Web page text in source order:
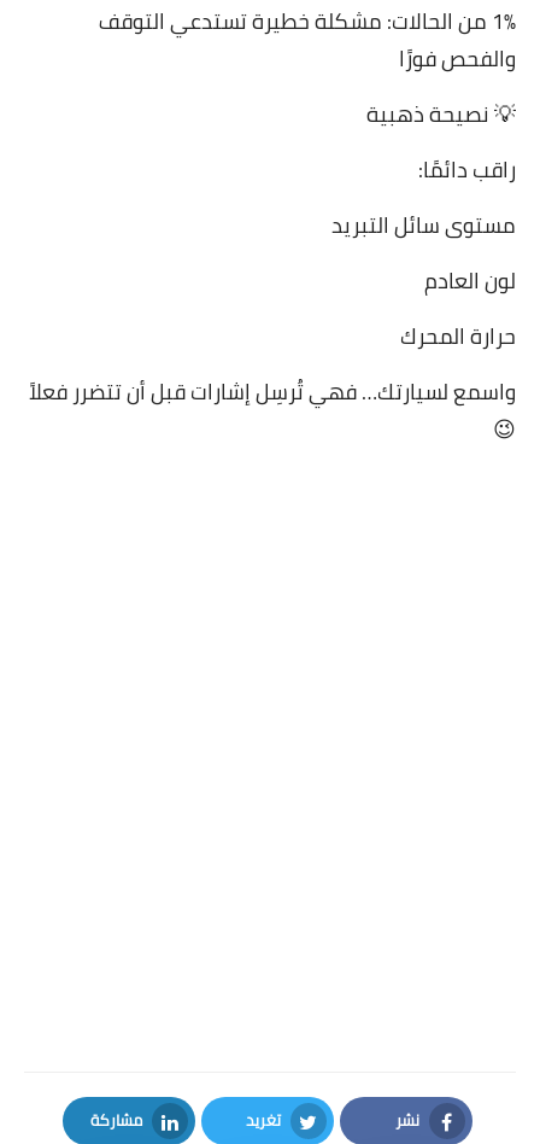
1% من الحالات: مشكلة خطيرة تستدعي التوقف
والفحص فورًا
💡 نصيحة ذهبية
راقب دائمًا:
مستوى سائل التبريد
لون العادم
حرارة المحرك
واسمع لسيارتك… فهي تُرسِل إشارات قبل أن تتضرر فعلاً
😉
نشر تغريد مشاركة